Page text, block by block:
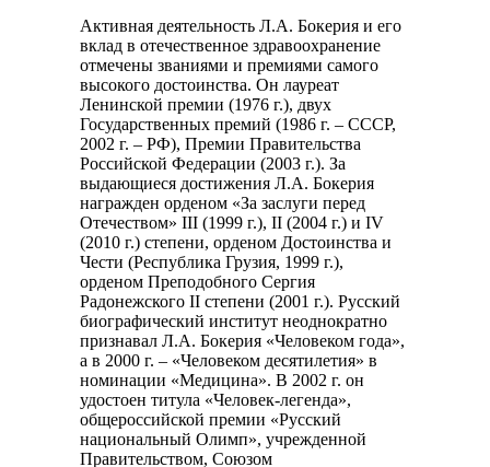
Активная деятельность Л.А. Бокерия и его
вклад в отечественное здравоохранение
отмечены званиями и премиями самого
высокого достоинства. Он лауреат
Ленинской премии (1976 г.), двух
Государственных премий (1986 г. – СССР,
2002 г. – РФ), Премии Правительства
Российской Федерации (2003 г.). За
выдающиеся достижения Л.А. Бокерия
награжден орденом «За заслуги перед
Отечеством» III (1999 г.), II (2004 г.) и IV
(2010 г.) степени, орденом Достоинства и
Чести (Республика Грузия, 1999 г.),
орденом Преподобного Сергия
Радонежского II степени (2001 г.). Русский
биографический институт неоднократно
признавал Л.А. Бокерия «Человеком года»,
а в 2000 г. – «Человеком десятилетия» в
номинации «Медицина». В 2002 г. он
удостоен титула «Человек-легенда»,
общероссийской премии «Русский
национальный Олимп», учрежденной
Правительством, Союзом